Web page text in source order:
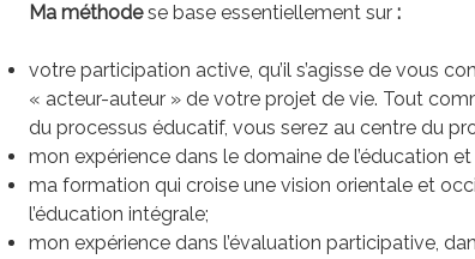
Ma méthodese base essentiellement sur :
votre participation active, qu’il s’agisse de vous
« acteur-auteur » de votre projet de vie. Tout
du processus éducatif, vous serez au centre du
mon expérience dans le domaine de l’éducation
ma formation qui croise une vision orientale et
l’éducation intégrale;
mon expérience dans l’évaluation participative,